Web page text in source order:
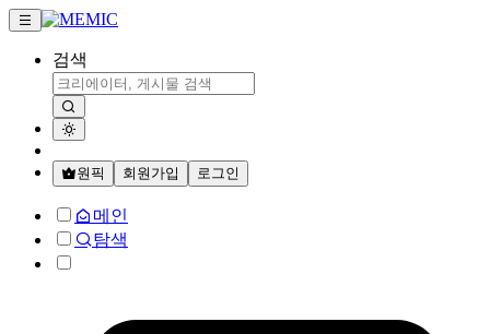
검색
원픽 회원가입 로그인
메인
탐색